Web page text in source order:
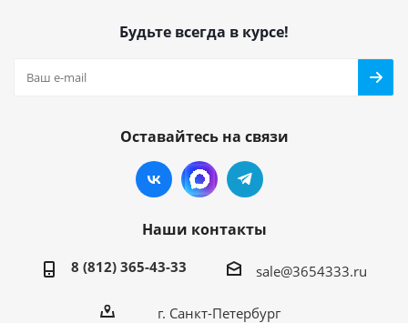
Будьте всегда в курсе!
Оставайтесь на связи
Наши контакты
8 (812) 365-43-33 sale@3654333.ru
г. Санкт-Петербург